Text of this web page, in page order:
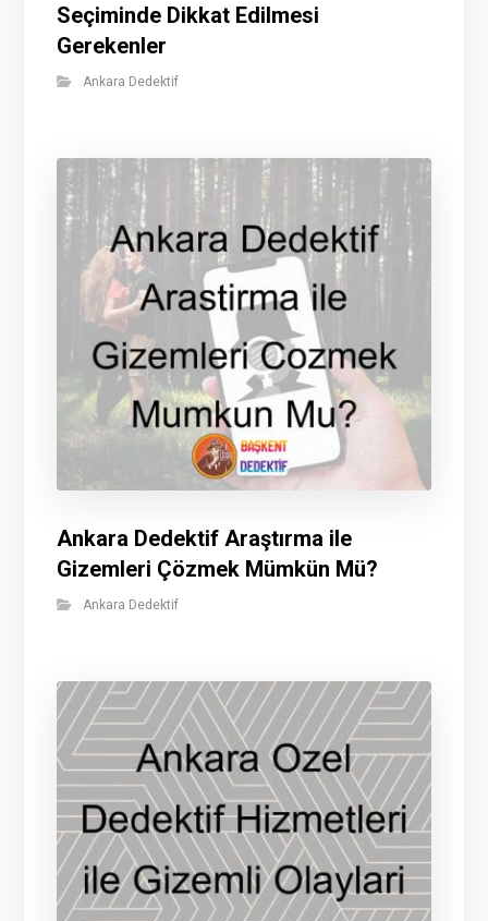
Seçiminde Dikkat Edilmesi
Gerekenler
Ankara Dedektif
Ankara Dedektif Araştırma ile
Gizemleri Çözmek Mümkün Mü?
Ankara Dedektif